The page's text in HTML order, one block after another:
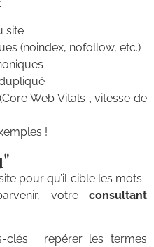
site
(noindex, nofollow, etc.)
Web Vitals , vitesse de
!
pour qu’il cible les mots-
votre consultant
clés : repérer les termes